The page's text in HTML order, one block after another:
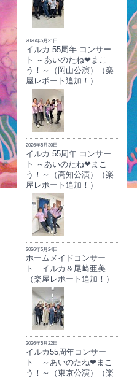
2026年5月31日
イルカ 55周年 コンサー
ト ～あいのたね❤まこ
う！～（岡山公演）（楽
屋レポート追加！）
2026年5月30日
イルカ 55周年 コンサー
ト ～あいのたね❤まこ
う！～（高知公演）（楽
屋レポート追加！）
2026年5月24日
ホームメイドコンサー
ト イルカ＆尾崎亜美
（楽屋レポート追加！）
2026年5月22日
イルカ55周年コンサー
ト ～あいのたね❤まこ
う！～（東京公演）（楽